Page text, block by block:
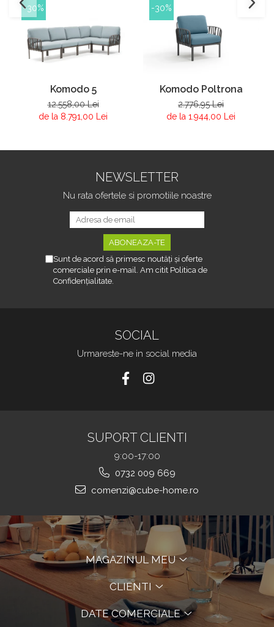
-30%
Komodo 5
12.558,00 Lei
de la 8.791,00 Lei
-30%
Komodo Poltrona
2.776,95 Lei
de la 1.944,00 Lei
NEWSLETTER
Nu rata ofertele si promotiile noastre
Sunt de acord să primesc noutăți și oferte
comerciale prin e-mail. Am citit Politica de
Confidențialitate.
SOCIAL
Urmareste-ne in social media
SUPORT CLIENTI
9:00-17:00
0732 009 669
comenzi@cube-home.ro
MAGAZINUL MEU
CLIENTI
DATE COMERCIALE